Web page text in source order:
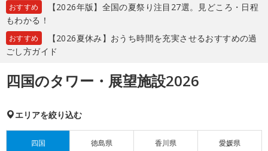
おすすめ
【2026年版】全国の夏祭り注目27選。見どころ・日程
もわかる！
おすすめ
【2026夏休み】おうち時間を充実させるおすすめの過
ごし方ガイド
四国のタワー・展望施設2026
エリアを絞り込む
四国 徳島県 香川県 愛媛県